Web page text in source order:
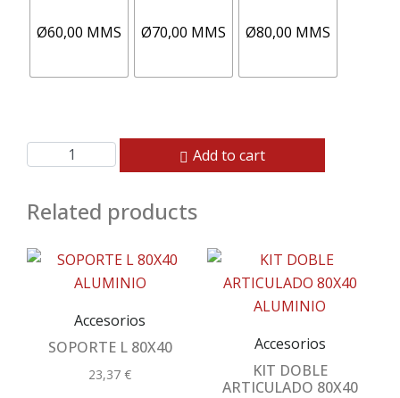
Ø60,00 MMS Ø70,00 MMS Ø80,00 MMS
Add to cart
Related products
Accesorios
SOPORTE L 80X40
23,37€
Accesorios
KIT DOBLE
ARTICULADO 80X40